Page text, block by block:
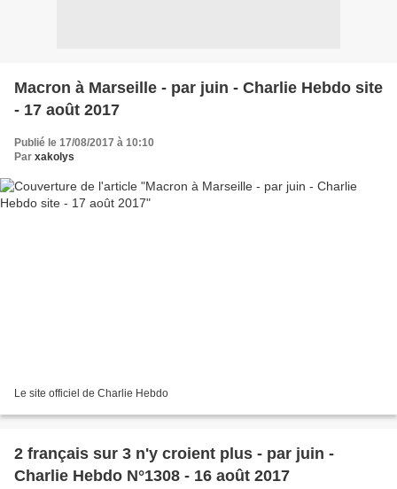
Macron à Marseille - par juin - Charlie Hebdo site
- 17 août 2017
Publié le 17/08/2017 à 10:10
Par xakolys
Le site officiel de Charlie Hebdo
2 français sur 3 n'y croient plus - par juin -
Charlie Hebdo N°1308 - 16 août 2017